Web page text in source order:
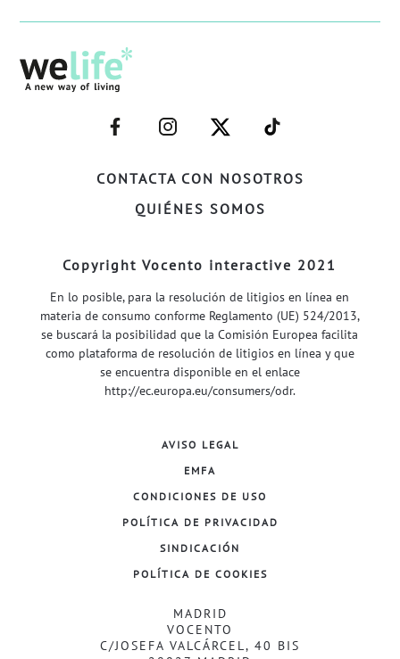
CONTACTA CON NOSOTROS
QUIÉNES SOMOS
–
FACEBOOK–
–
INSTAGRAM–
–
TWITTER–
–
WELIFE–
Copyright Vocento interactive 2021
En lo posible, para la resolución de litigios en línea en
materia de consumo conforme Reglamento (UE) 524/2013,
se buscará la posibilidad que la Comisión Europea facilita
como plataforma de resolución de litigios en línea y que
se encuentra disponible en el enlace
http://ec.europa.eu/consumers/odr.
AVISO LEGAL
EMFA
CONDICIONES DE USO
POLÍTICA DE PRIVACIDAD
SINDICACIÓN
POLÍTICA DE COOKIES
MADRID
VOCENTO
C/JOSEFA VALCÁRCEL, 40 BIS